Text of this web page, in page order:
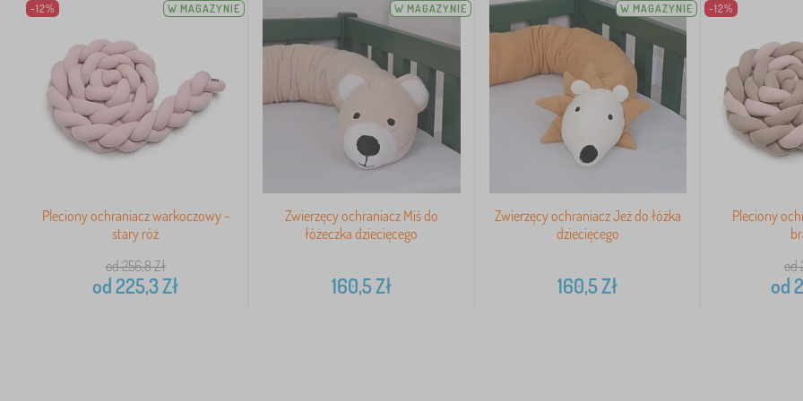
-12% W MAGAZYNIE
Pleciony ochraniacz warkoczowy -
stary róż
od 256,8Zł
od225,3Zł
W MAGAZYNIE
Zwierzęcy ochraniacz Miś do
łóżeczka dziecięcego
160,5Zł
W MAGAZYNIE
Zwierzęcy ochraniacz Jeż do łóżka
dziecięcego
160,5Zł
-12%
Pleciony
od
od